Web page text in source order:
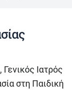
Γενικός Ιατρός
στη Παιδική